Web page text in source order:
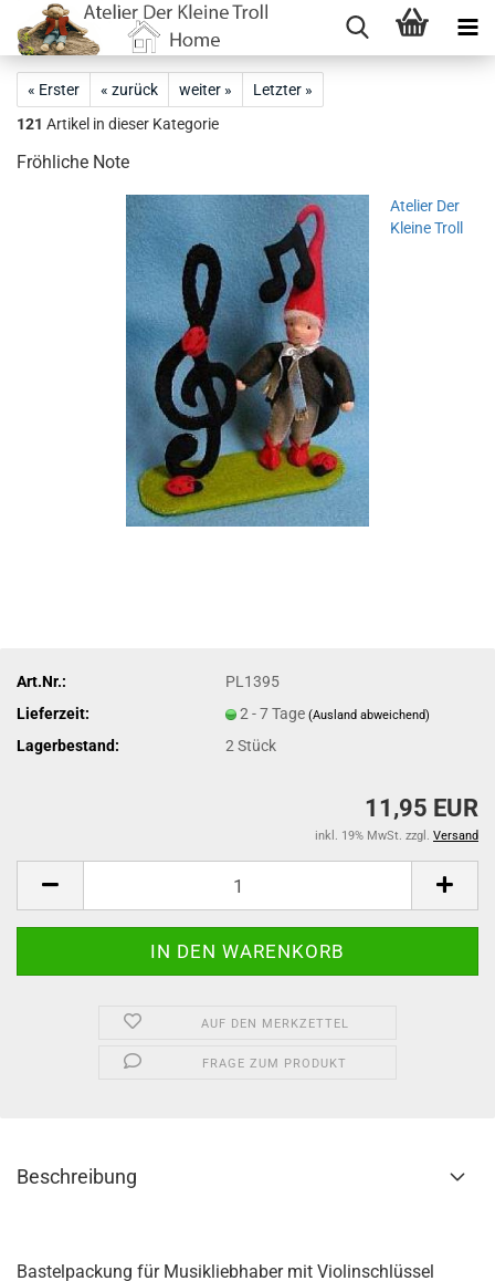
« Erster « zurück weiter »
Letzter »
121 Artikel in dieser Kategorie
Fröhliche Note
Atelier Der
Kleine Troll
Art.Nr.:
PL1395
Lieferzeit:
2 - 7 Tage(Ausland abweichend)
Lagerbestand: 2Stück
11,95 EUR
inkl. 19% MwSt. zzgl. Versand
AUF DEN MERKZETTEL
FRAGE ZUM PRODUKT
Beschreibung
Bastelpackung für Musikliebhaber mit Violinschlüssel